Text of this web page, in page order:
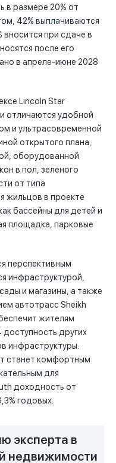
в размере 20% от
42% выплачиваются
вносится при сдаче в
после его
в апреле-июне 2028
Lincoln Star
отличаются удобной
и ультрасовременной
открытого плана,
оборудованной
в пол, зеленого
от типа
жильцов в проекте
бассейны для детей и
площадка, парковые
перспективным
инфраструктурой,
и магазины, а также
автотрасс Sheikh
жителям
доступность других
инфраструктуры.
станет комфортным
для
доходность от
годовых.
эксперта в
недвижимости